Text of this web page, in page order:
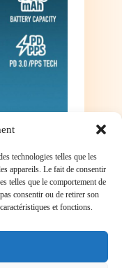
technologies telles que les
appareils. Le fait de consentir
telles que le comportement de
consentir ou de retirer son
et fonctions.
10 –